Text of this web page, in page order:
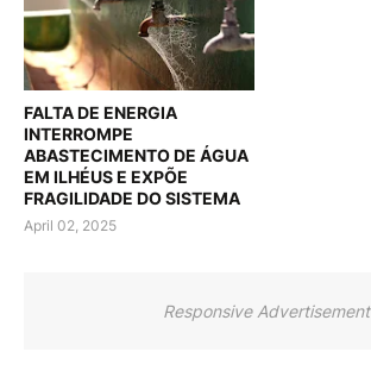
FALTA DE ENERGIA
INTERROMPE
ABASTECIMENTO DE ÁGUA
EM ILHÉUS E EXPÕE
FRAGILIDADE DO SISTEMA
April 02, 2025
Responsive Advertisement